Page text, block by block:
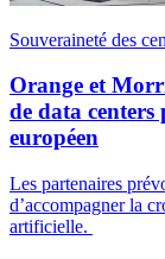
Souveraineté des
Orange et
de data
européen
Les partenaires
d’accompagner la
artificielle.